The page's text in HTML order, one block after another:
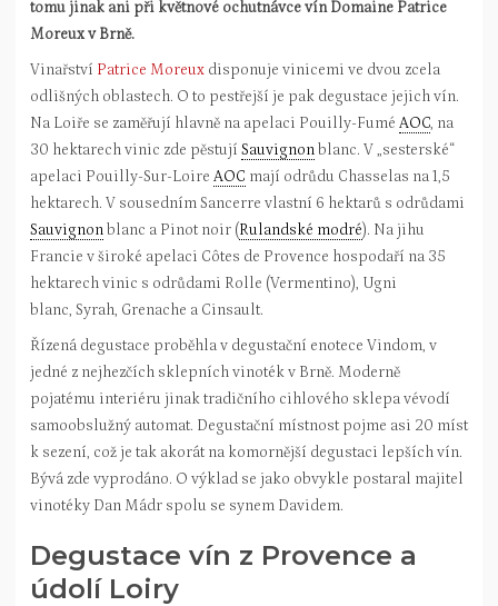
tomu jinak ani při květnové ochutnávce vín Domaine Patrice
Moreux v Brně.
Vinařství Patrice Moreux disponuje vinicemi ve dvou zcela
odlišných oblastech. O to pestřejší je pak degustace jejich vín.
Na Loiře se zaměřují hlavně na apelaci Pouilly-Fumé AOC, na
30 hektarech vinic zde pěstují Sauvignon blanc. V „sesterské“
apelaci Pouilly-Sur-Loire AOC mají odrůdu Chasselas na 1,5
hektarech. V sousedním Sancerre vlastní 6 hektarů s odrůdami
Sauvignon blanc a Pinot noir (Rulandské modré). Na jihu
Francie v široké apelaci Côtes de Provence hospodaří na 35
hektarech vinic s odrůdami Rolle (Vermentino), Ugni
blanc, Syrah, Grenache a Cinsault.
Řízená degustace proběhla v degustační enotece Vindom, v
jedné z nejhezčích sklepních vinoték v Brně. Moderně
pojatému interiéru jinak tradičního cihlového sklepa vévodí
samoobslužný automat. Degustační místnost pojme asi 20 míst
k sezení, což je tak akorát na komornější degustaci lepších vín.
Bývá zde vyprodáno. O výklad se jako obvykle postaral majitel
vinotéky Dan Mádr spolu se synem Davidem.
Degustace vín z Provence a
údolí Loiry